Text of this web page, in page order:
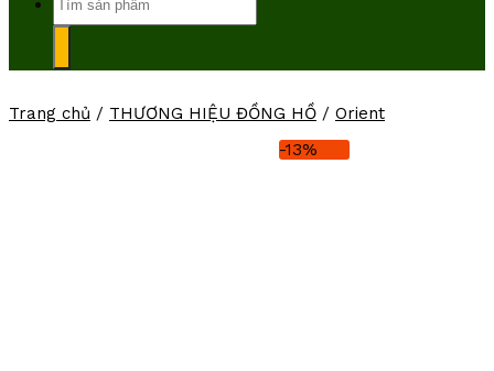
kiếm:
Trang chủ / THƯƠNG HIỆU ĐỒNG HỒ / Orient
-13%